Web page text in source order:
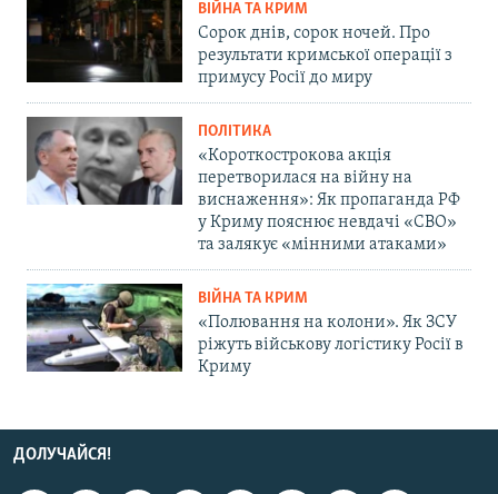
ВІЙНА ТА КРИМ
Сорок днів, сорок ночей. Про
результати кримської операції з
примусу Росії до миру
ПОЛІТИКА
«Короткострокова акція
перетворилася на війну на
виснаження»: Як пропаганда РФ
у Криму пояснює невдачі «СВО»
та залякує «мінними атаками»
ВІЙНА ТА КРИМ
«Полювання на колони». Як ЗСУ
ріжуть військову логістику Росії в
Криму
ДОЛУЧАЙСЯ!